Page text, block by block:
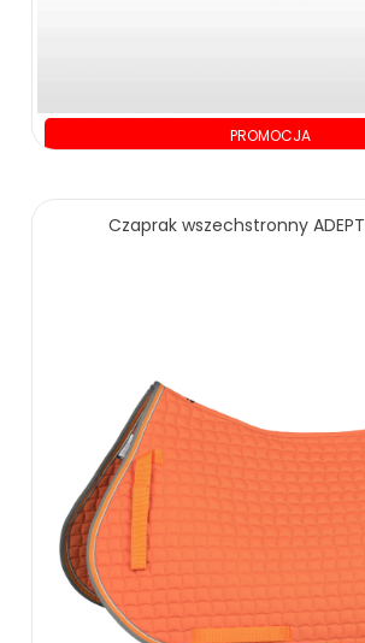
PROMOCJA
129.00 zł 139.00 zł
Czaprak wszechstronny